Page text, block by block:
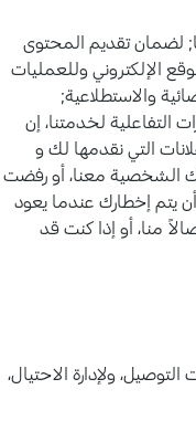
لضمان تقديم المحتوى
الإلكتروني وللعمليات
والاستطلاعية;
التفاعلية لخدمتنا، إن
التي نقدمها لك و
الشخصية معنا، أو رفضت
يتم إخطارك عندما يعود
منا، أو إذا كنت قد
ولإدارة الاحتيال،